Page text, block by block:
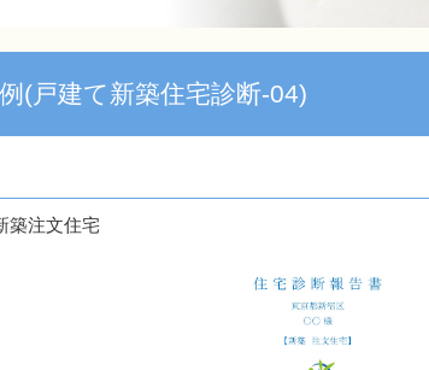
(戸建て新築住宅診断-04)
注文住宅